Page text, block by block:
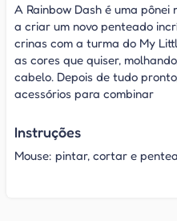
A Rainbow Dash é uma pônei
a criar um novo penteado
crinas com a turma do My
as cores que quiser,
cabelo. Depois de tudo
acessórios para combinar
Instruções
Mouse: pintar, cortar e